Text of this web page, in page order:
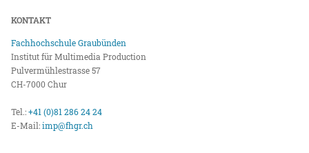
KONTAKT
Fachhochschule Graubünden
Institut für Multimedia Production
Pulvermühlestrasse 57
CH-7000 Chur
Tel.:+41 (0)81 286 24 24
E-Mail:imp@fhgr.ch